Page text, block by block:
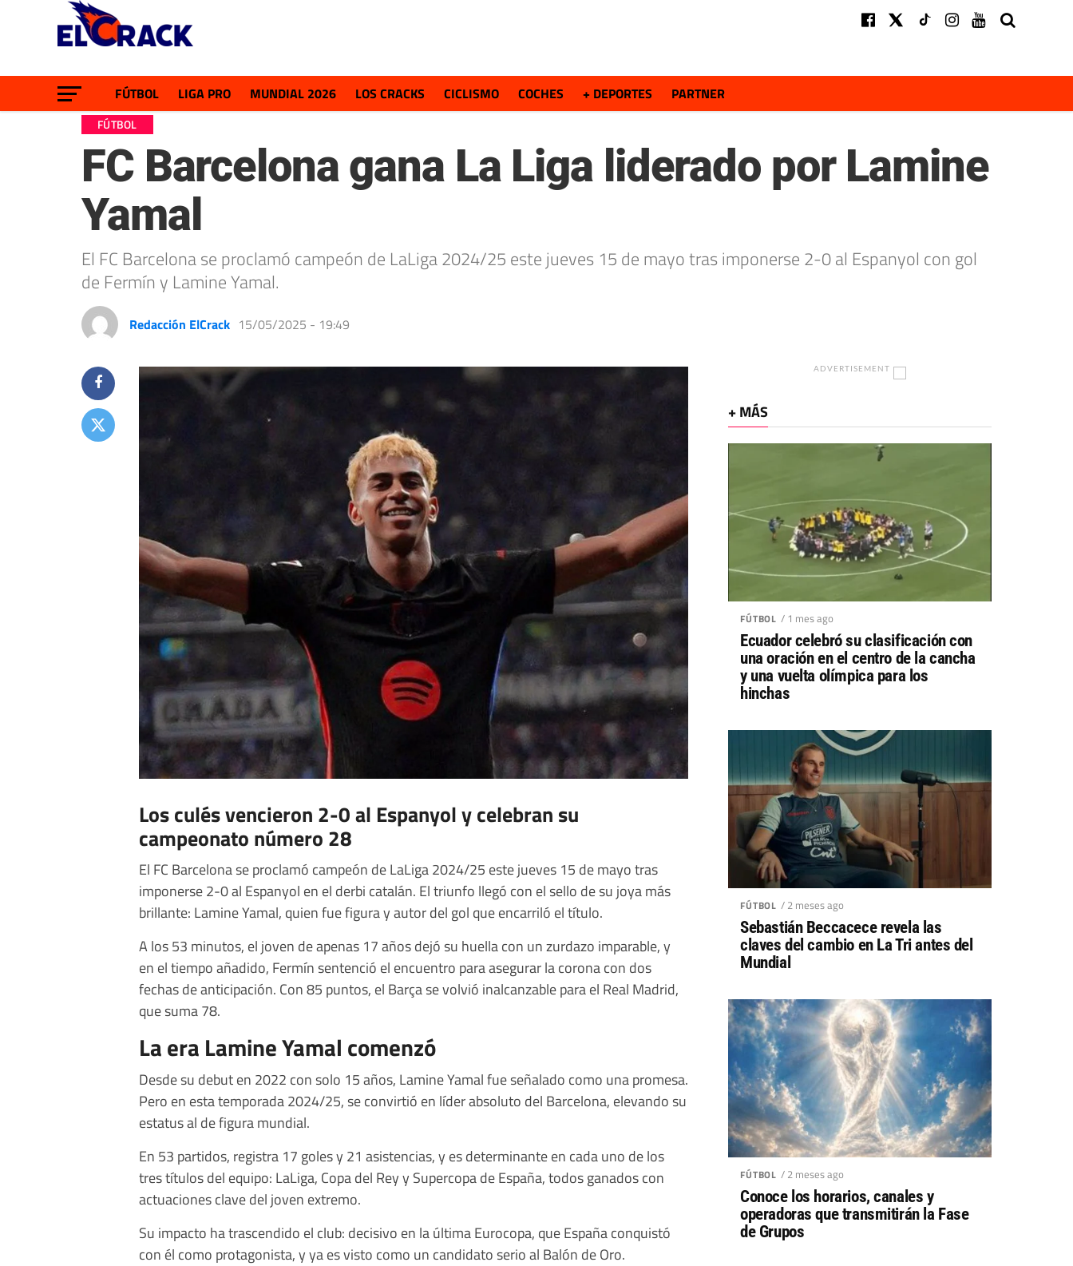
FÚTBOL LIGA PRO MUNDIAL 2026 LOS CRACKS CICLISMO COCHES + DEPORTES PARTNER
FÚTBOL
FC Barcelona gana La Liga liderado por Lamine
Yamal
El FC Barcelona se proclamó campeón de LaLiga 2024/25 este jueves 15 de mayo tras imponerse 2-0 al Espanyol con gol
de Fermín y Lamine Yamal.
Redacción ElCrack 15/05/2025 - 19:49
Los culés vencieron 2-0 al Espanyol y celebran su
campeonato número 28
El FC Barcelona se proclamó campeón de LaLiga 2024/25 este jueves 15 de mayo tras
imponerse 2-0 al Espanyol en el derbi catalán. El triunfo llegó con el sello de su joya más
brillante: Lamine Yamal, quien fue figura y autor del gol que encarriló el título.
A los 53 minutos, el joven de apenas 17 años dejó su huella con un zurdazo imparable, y
en el tiempo añadido, Fermín sentenció el encuentro para asegurar la corona con dos
fechas de anticipación. Con 85 puntos, el Barça se volvió inalcanzable para el Real Madrid,
que suma 78.
La era Lamine Yamal comenzó
Desde su debut en 2022 con solo 15 años, Lamine Yamal fue señalado como una promesa.
Pero en esta temporada 2024/25, se convirtió en líder absoluto del Barcelona, elevando su
estatus al de figura mundial.
En 53 partidos, registra 17 goles y 21 asistencias, y es determinante en cada uno de los
tres títulos del equipo: LaLiga, Copa del Rey y Supercopa de España, todos ganados con
actuaciones clave del joven extremo.
Su impacto ha trascendido el club: decisivo en la última Eurocopa, que España conquistó
con él como protagonista, y ya es visto como un candidato serio al Balón de Oro.
ADVERTISEMENT
+ MÁS
FÚTBOL / 1 mes ago
Ecuador celebró su clasificación con
una oración en el centro de la cancha
y una vuelta olímpica para los
hinchas
FÚTBOL / 2 meses ago
Sebastián Beccacece revela las
claves del cambio en La Tri antes del
Mundial
FÚTBOL / 2 meses ago
Conoce los horarios, canales y
operadoras que transmitirán la Fase
de Grupos